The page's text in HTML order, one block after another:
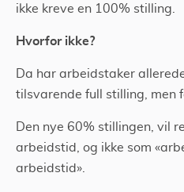
ikke kreve en 100% stilling.
Hvorfor ikke?
Da har arbeidstaker
tilsvarende full stilling, men
Den nye 60% stillingen, vil
arbeidstid, og ikke som
arbeidstid».